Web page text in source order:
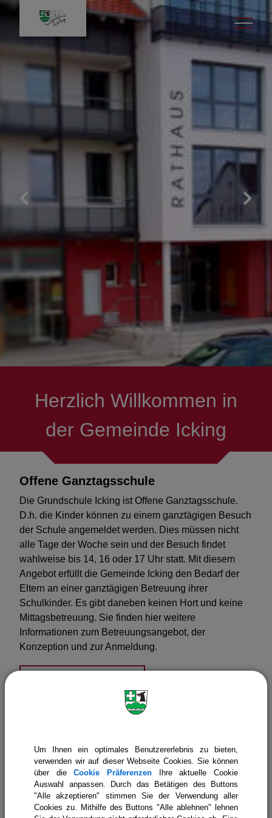
Grundschule Icking
Wir über uns
Beratung
Schulübertritt
Information & Formulare
Herzlich Willkommen in
der Gemeinde Icking
Offene Ganztagsschule
Die Grundschule Icking ist Offene Ganztagsschule.
D.h. die Kinder können zu einem ganztägigen Besuch
der Schule angemeldet werden. Dies müssen nicht
alle Tage der Woche sein und der Besuch findet
wahlweise bis 14, 16 oder 17 Uhr statt. Mit diesem
Angebot erfüllt die Gemeinde Icking den Bedarf der
Eltern an einer ganztägigen Betreuung ihrer
Schulkinder. Es gibt daneben keinen Hort und keine
Mittagsbetreuung. Sie finden hier weitere
Informationen zum Betreuungsangebot, der
Konzeption und zur Anmeldung.
Gemeinde Icking
Leben in Icking
Um Ihnen ein optimales Benutzererlebnis zu bieten,
verwenden wir auf dieser Webseite Cookies. Sie können
über dieCookie Präferenzen Ihre aktuelle Cookie
Auswahl anpassen. Durch das Betätigen des Buttons
"Alle akzeptieren" stimmen Sie der Verwendung aller
Cookies zu. Mithilfe des Buttons "Alle ablehnen" lehnen